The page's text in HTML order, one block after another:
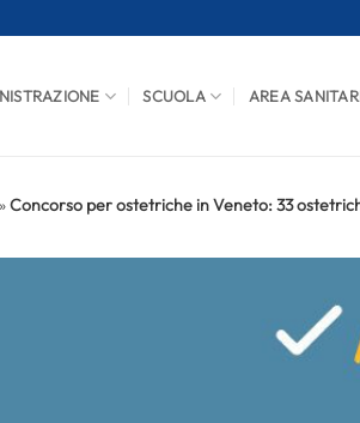
SCUOLA AREA
»Concorso per ostetriche in Veneto: 33